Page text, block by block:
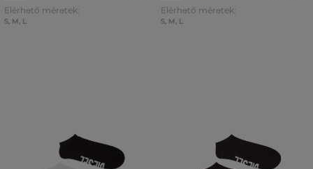
Elérhető méretek:
S, M, L
Elérhető méretek:
S, M, L